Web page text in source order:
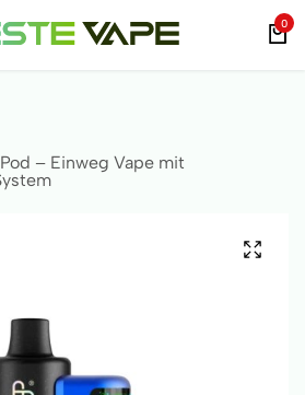
0
– Einweg Vape mit